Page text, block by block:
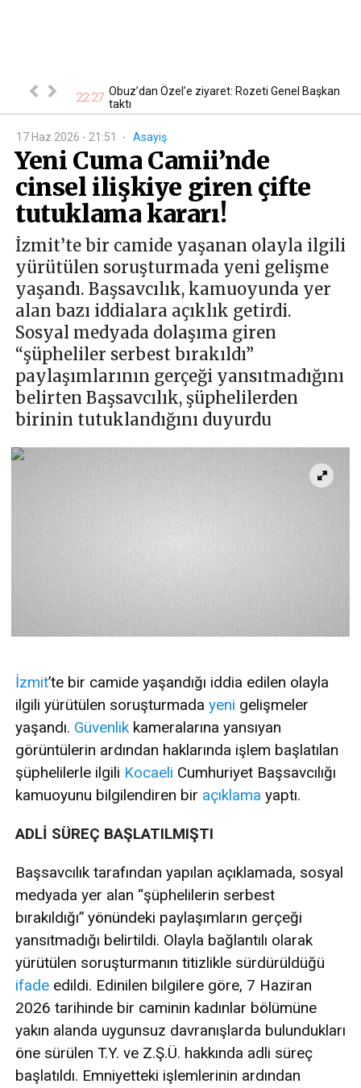
ucuzu 115 22:27 Obuz’dan Özel’e ziyaret: Rozeti Genel Başkan
taktı
17 Haz 2026 - 21:51 - Asayiş
Yeni Cuma Camii’nde
cinsel ilişkiye giren çifte
tutuklama kararı!
İzmit’te bir camide yaşanan olayla ilgili
yürütülen soruşturmada yeni gelişme
yaşandı. Başsavcılık, kamuoyunda yer
alan bazı iddialara açıklık getirdi.
Sosyal medyada dolaşıma giren
“şüpheliler serbest bırakıldı”
paylaşımlarının gerçeği yansıtmadığını
belirten Başsavcılık, şüphelilerden
birinin tutuklandığını duyurdu
İzmit’te bir camide yaşandığı iddia edilen olayla
ilgili yürütülen soruşturmada yeni gelişmeler
yaşandı. Güvenlik kameralarına yansıyan
görüntülerin ardından haklarında işlem başlatılan
şüphelilerle ilgili Kocaeli Cumhuriyet Başsavcılığı
kamuoyunu bilgilendiren bir açıklama yaptı.
ADLİ SÜREÇ BAŞLATILMIŞTI
Başsavcılık tarafından yapılan açıklamada, sosyal
medyada yer alan “şüphelilerin serbest
bırakıldığı” yönündeki paylaşımların gerçeği
yansıtmadığı belirtildi. Olayla bağlantılı olarak
yürütülen soruşturmanın titizlikle sürdürüldüğü
ifade edildi. Edinilen bilgilere göre, 7 Haziran
2026 tarihinde bir caminin kadınlar bölümüne
yakın alanda uygunsuz davranışlarda bulundukları
öne sürülen T.Y. ve Z.Ş.Ü. hakkında adli süreç
başlatıldı. Emniyetteki işlemlerinin ardından